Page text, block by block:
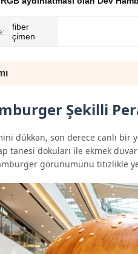
fiber
çimen
Şekilli
dükkan, son derece canlı bir
tanesi dokuları ile ekmek
görünümünü titizlikle